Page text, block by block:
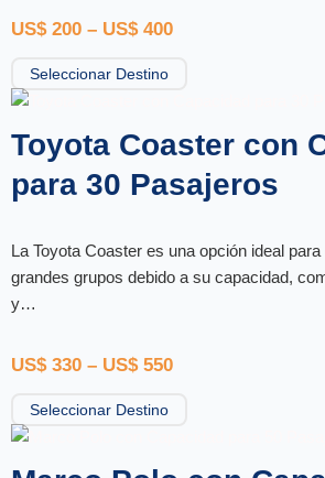
US$ 200 – US$ 400
Seleccionar Destino
Toyota Coaster con
para 30 Pasajeros
La Toyota Coaster es una opción ideal
grandes grupos debido a su capacidad,
y…
US$ 330 – US$ 550
Seleccionar Destino